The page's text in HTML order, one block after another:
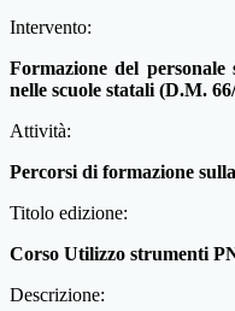
Intervento:
Formazione del
nelle scuole statali (D.M.
Attività:
Percorsi di formazione
Titolo edizione:
Corso Utilizzo strumenti
Descrizione: